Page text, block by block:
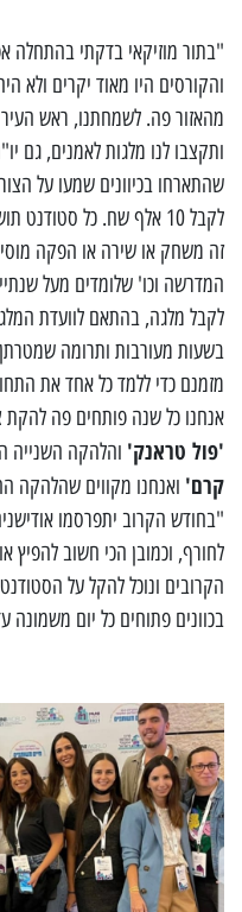
"בתור מוזיקאי בדקתי בהתחלה
והקורסים היו מאוד יקרים ולא
מהאזור פה. לשמחתנו, ראש העיר
ותקצבו לנו מלגות לאמנים, גם
שהתארחו בכיוונים שמעו על
לקבל 10 אלף שח. כל
זה משחק או שירה או הפקה
המדרשה וכו' שלומדים מעל
לקבל מלגה, בהתאם לוועדת
בשעות מעורבות ותרומה
מזמנם כדי ללמד כל אחד את
אנחנו כל שנה פותחים פה
'פול טראנק' והלהקה השנייה
קרם' ואנחנו מקווים שהלהקה
"בחודש הקרוב יתפרסמו
לחורף, וכמובן הכי חשוב להפיץ
הקרובים ונוכל להקל על
בכוונים פתוחים כל יום משמונה